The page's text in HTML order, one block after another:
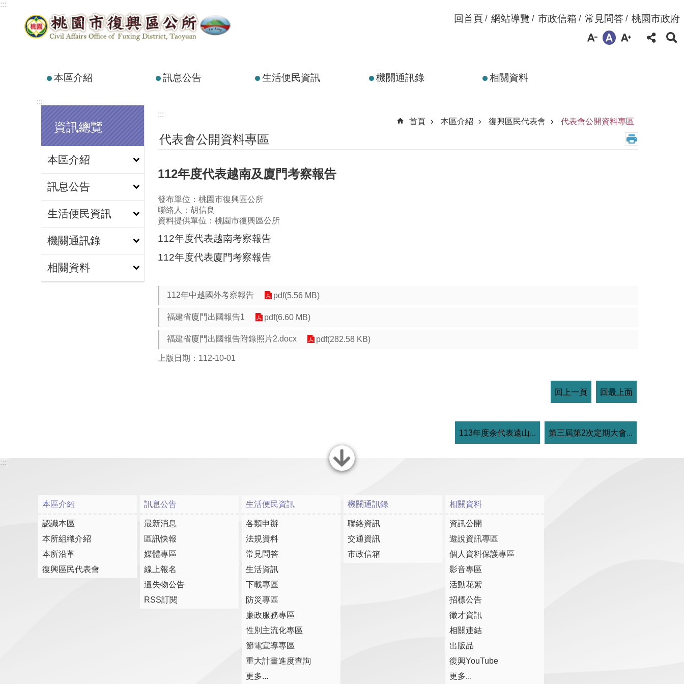
跳到主要內容區塊
:::
回首頁 網站導覽 市政信箱 常見問答 桃園市政府
本區介紹 訊息公告 生活便民資訊 機關通訊錄 相關資料
:::
資訊總覽
本區介紹
訊息公告
生活便民資訊
機關通訊錄
相關資料
:::
首頁
本區介紹 復興區民代表會 代表會公開資料專區
代表會公開資料專區
112年度代表越南及廈門考察報告
發布單位：桃園市復興區公所
聯絡人：胡信良
資料提供單位：桃園市復興區公所
112年度代表越南考察報告
112年度代表廈門考察報告
112年中越國外考察報告 pdf(5.56 MB)
福建省廈門出國報告1 pdf(6.60 MB)
福建省廈門出國報告附錄照片2.docx pdf(282.58 KB)
上版日期：112-10-01
回上一頁 回最上面
113年度余代表遠山... 第三屆第2次定期大會...
關閉
:::
本區介紹
認識本區
本所組織介紹
本所沿革
復興區民代表會
訊息公告
最新消息
區訊快報
媒體專區
線上報名
遺失物公告
RSS訂閱
生活便民資訊
各類申辦
法規資料
常見問答
生活資訊
下載專區
防災專區
廉政服務專區
性別主流化專區
節電宣導專區
重大計畫進度查詢
更多...
機關通訊錄
聯絡資訊
交通資訊
市政信箱
相關資料
資訊公開
遊說資訊專區
個人資料保護專區
影音專區
活動花絮
招標公告
徵才資訊
相關連結
出版品
復興YouTube
更多...